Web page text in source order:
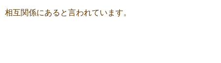
相互関係にあると言われています。